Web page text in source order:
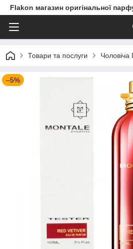
Flakon магазин оригінальної
Товари та послуги
–5%